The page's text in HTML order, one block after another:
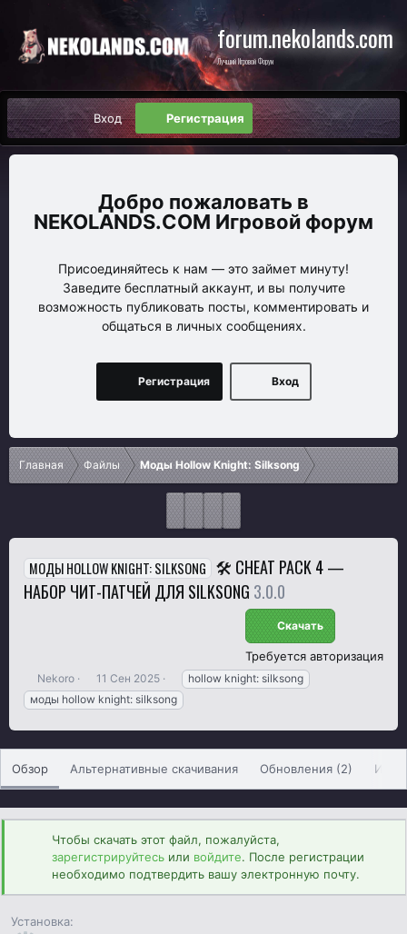
forum.nekolands.com
Лучший Игровой Форум
Вход Регистрация
NEKOLANDS.COM Игровой форум
Присоединяйтесь к нам — это займет минуту!
Заведите бесплатный аккаунт, и вы получите
возможность публиковать посты, комментировать и
общаться в личных сообщениях.
Вход
Регистрация
Главная Файлы Моды Hollow Knight: Silksong
МОДЫ HOLLOW KNIGHT: SILKSONG 🛠️ CHEAT PACK 4 —
НАБОР ЧИТ-ПАТЧЕЙ ДЛЯ SILKSONG 3.0.0
Скачать
Требуется авторизация
А
в
т
Nekoro
Д
а
т
з
д
а
н
и
я
11 Сен 2025
Т
е
г
hollow knight: silksong
моды hollow knight: silksong
Обзор Альтернативные скачивания Обновления (2)
Чтобы скачать этот файл, пожалуйста,
зарегистрируйтесь или войдите. После регистрации
необходимо подтвердить вашу электронную почту.
Установка